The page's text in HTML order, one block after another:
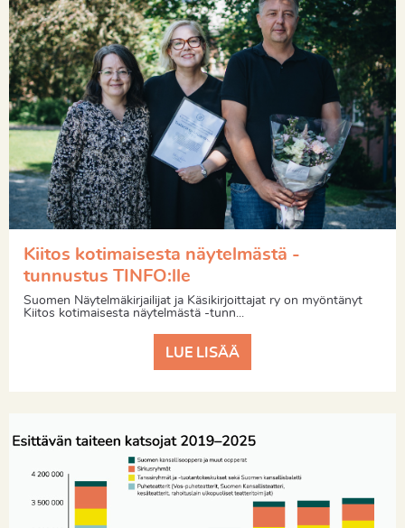
Kiitos kotimaisesta näytelmästä -
tunnustus TINFO:lle
Suomen Näytelmäkirjailijat ja Käsikirjoittajat ry on myöntänyt
Kiitos kotimaisesta näytelmästä -tunn...
LUE LISÄÄ